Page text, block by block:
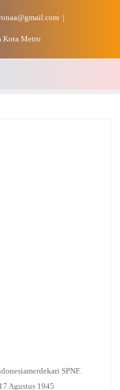
Kota Metro
SPNF.
Agustus 1945